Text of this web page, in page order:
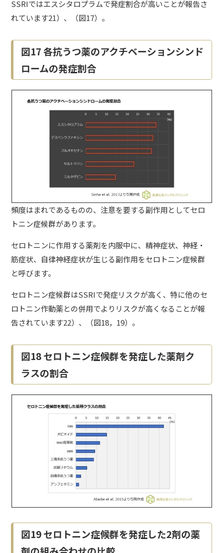
SSRIではエスシタロプラムで発症割合が高いことが報告さ
れています21）、（図17）。
図17 各抗うつ薬のアクチベーションシンド
ロームの発症割合
頻度はまれであるものの、注意を要する副作用としてセロ
トニン症候群があります。
セロトニンに作用する薬剤を内服中に、精神症状、神経・
筋症状、自律神経症状が生じる副作用をセロトニン症候群
と呼びます。
セロトニン症候群はSSRIで発症リスクが高く、特に他のセ
ロトニン作動薬との併用でよりリスクが高くなることが報
告されています22）、（図18，19）。
図18 セロトニン症候群を発症した薬剤ク
ラスの割合
図19 セロトニン症候群を発症した2剤の薬